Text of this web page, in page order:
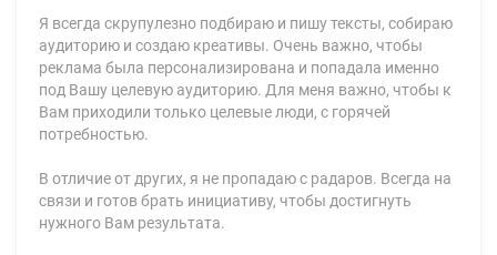
Я всегда скрупулезно подбираю и пишу тексты, собираю
аудиторию и создаю креативы. Очень важно, чтобы
реклама была персонализирована и попадала именно
под Вашу целевую аудиторию. Для меня важно, чтобы к
Вам приходили только целевые люди, с горячей
потребностью.
В отличие от других, я не пропадаю с радаров. Всегда на
связи и готов брать инициативу, чтобы достигнуть
нужного Вам результата.